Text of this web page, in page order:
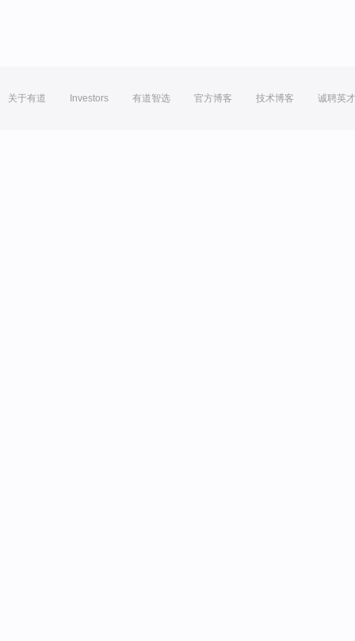
关于有道 Investors 有道智选 官方博客 技术博客 诚聘英才